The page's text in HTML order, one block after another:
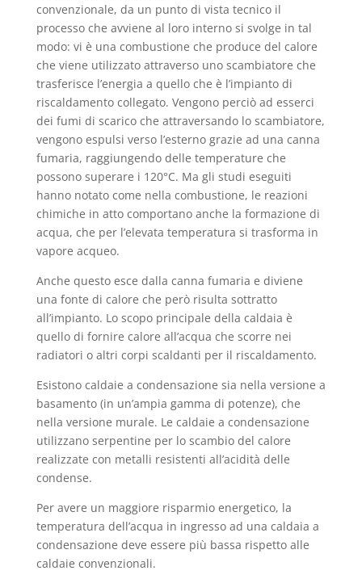
convenzionale, da un punto di vista tecnico il
processo che avviene al loro interno si svolge in tal
modo: vi è una combustione che produce del calore
che viene utilizzato attraverso uno scambiatore che
trasferisce l’energia a quello che è l’impianto di
riscaldamento collegato. Vengono perciò ad esserci
dei fumi di scarico che attraversando lo scambiatore,
vengono espulsi verso l’esterno grazie ad una canna
fumaria, raggiungendo delle temperature che
possono superare i 120°C. Ma gli studi eseguiti
hanno notato come nella combustione, le reazioni
chimiche in atto comportano anche la formazione di
acqua, che per l’elevata temperatura si trasforma in
vapore acqueo.
Anche questo esce dalla canna fumaria e diviene
una fonte di calore che però risulta sottratto
all’impianto. Lo scopo principale della caldaia è
quello di fornire calore all’acqua che scorre nei
radiatori o altri corpi scaldanti per il riscaldamento.
Esistono caldaie a condensazione sia nella versione a
basamento (in un’ampia gamma di potenze), che
nella versione murale. Le caldaie a condensazione
utilizzano serpentine per lo scambio del calore
realizzate con metalli resistenti all’acidità delle
condense.
Per avere un maggiore risparmio energetico, la
temperatura dell’acqua in ingresso ad una caldaia a
condensazione deve essere più bassa rispetto alle
caldaie convenzionali.